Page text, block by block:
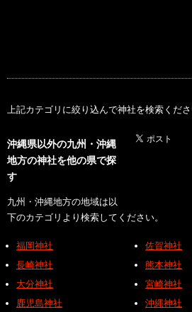
上記カテゴリに絞り込んで神社を検索くださ
沖縄県以外の九州・沖縄
地方の神社を他の県で探
す
九州・沖縄地方の地域は以
下のカテゴリより検索してください。
福岡神社
佐賀神社
長崎神社
熊本神社
大分神社
宮崎神社
鹿児島神社
沖縄神社